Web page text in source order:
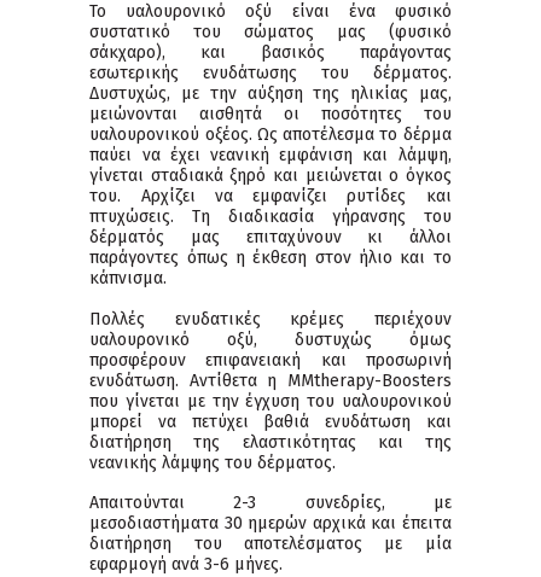
Το υαλουρονικό οξύ είναι ένα φυσικό
συστατικό του σώματος μας (φυσικό
σάκχαρο), και βασικός παράγοντας
εσωτερικής ενυδάτωσης του δέρματος.
Δυστυχώς, με την αύξηση της ηλικίας μας,
μειώνονται αισθητά οι ποσότητες του
υαλουρονικού οξέος. Ως αποτέλεσμα το δέρμα
παύει να έχει νεανική εμφάνιση και λάμψη,
γίνεται σταδιακά ξηρό και μειώνεται ο όγκος
του. Αρχίζει να εμφανίζει ρυτίδες και
πτυχώσεις. Τη διαδικασία γήρανσης του
δέρματός μας επιταχύνουν κι άλλοι
παράγοντες όπως η έκθεση στον ήλιο και το
κάπνισμα.
Πολλές ενυδατικές κρέμες περιέχουν
υαλουρονικό οξύ, δυστυχώς όμως
προσφέρουν επιφανειακή και προσωρινή
ενυδάτωση. Αντίθετα η MMtherapy-Boosters
που γίνεται με την έγχυση του υαλουρονικού
μπορεί να πετύχει βαθιά ενυδάτωση και
διατήρηση της ελαστικότητας και της
νεανικής λάμψης του δέρματος.
Απαιτούνται 2-3 συνεδρίες, με
μεσοδιαστήματα 30 ημερών αρχικά και έπειτα
διατήρηση του αποτελέσματος με μία
εφαρμογή ανά 3-6 μήνες.